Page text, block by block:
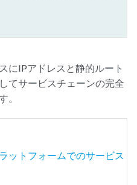
にIPアドレスと静的ルート
てサービスチェーンの完全
。
ットフォームでのサービス